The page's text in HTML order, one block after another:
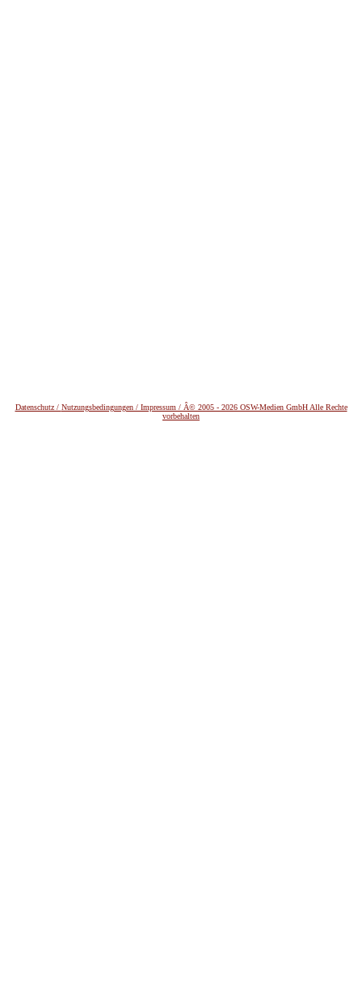
Datenschutz / Nutzungsbedingungen / Impressum / Â© 2005 - 2026 OSW-Medien GmbH Alle Rechte
vorbehalten